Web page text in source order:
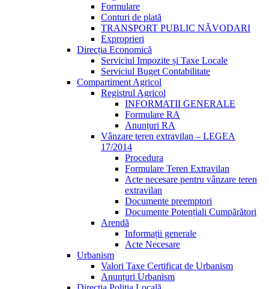
Formulare
Conturi de plată
TRANSPORT PUBLIC NĂVODARI
Exproprieri
Direcția Economică
Serviciul Impozite și Taxe Locale
Serviciul Buget Contabilitate
Compartiment Agricol
Registrul Agricol
INFORMATII GENERALE
Formulare RA
Anunțuri RA
Vânzare teren extravilan – LEGEA
17/2014
Procedura
Formulare Teren Extravilan
Acte necesare pentru vânzare teren
extravilan
Documente preemptori
Documente Potențiali Cumpărători
Arendă
Informații generale
Acte Necesare
Urbanism
Valori Taxe Certificat de Urbanism
Anunțuri Urbanism